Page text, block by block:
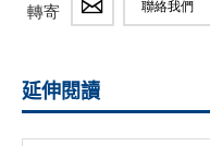
轉寄 聯絡我們
延伸閱讀